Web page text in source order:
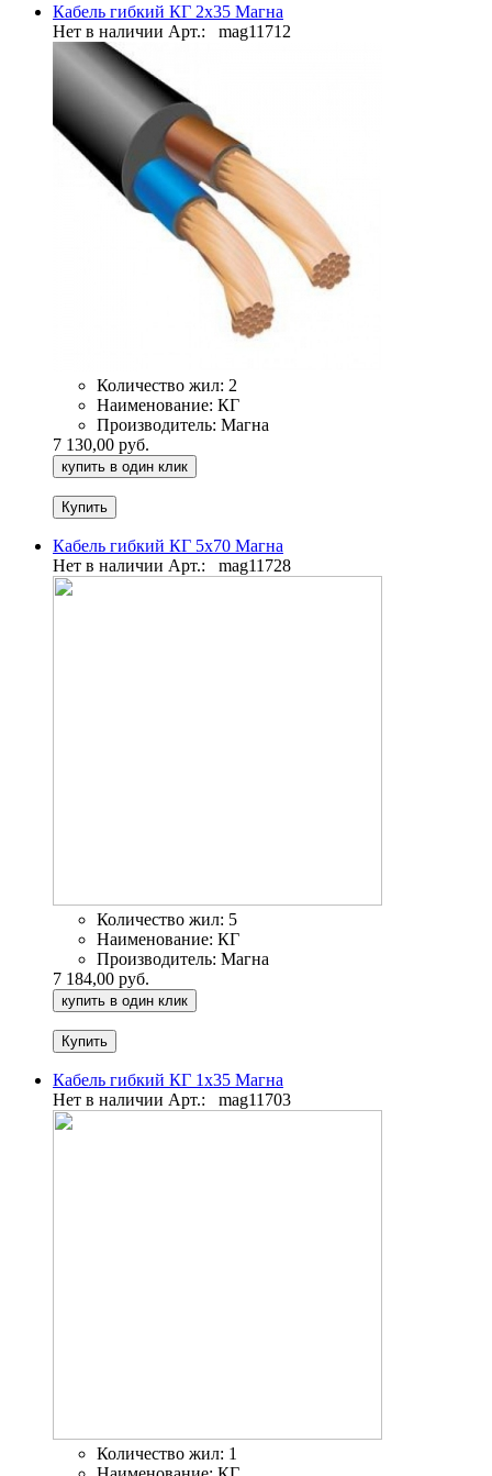
Кабель гибкий КГ 2х35 Магна
Нет в наличии Арт.: mag11712
Количество жил: 2
Наименование: КГ
Производитель: Магна
7 130,00 руб.
купить в один клик
Кабель гибкий КГ 5х70 Магна
Нет в наличии Арт.: mag11728
Количество жил: 5
Наименование: КГ
Производитель: Магна
7 184,00 руб.
купить в один клик
Кабель гибкий КГ 1х35 Магна
Нет в наличии Арт.: mag11703
Количество жил: 1